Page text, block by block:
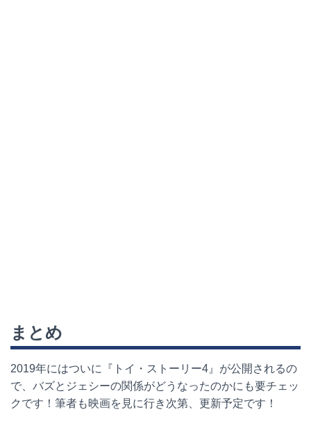
まとめ
2019年にはついに『トイ・ストーリー4 』が公開されるの
で、バズとジェシーの関係がどうなったのかにも要チェッ
クです！筆者も映画を見に行き次第、更新予定です！